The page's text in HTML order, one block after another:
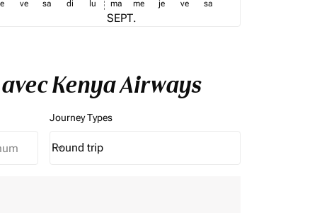
ve sa di lu ma
SEPT.
me je ve sa
Kenya Airways
Journey Types
Journey Types option Round trip Selected
Round trip
keyboard_arrow_down